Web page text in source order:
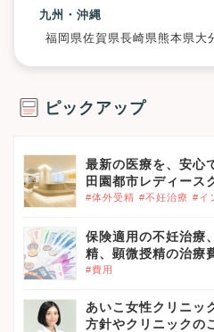
九州・沖縄
福岡県佐賀県長崎県熊本県大
ピックアップ
最新の医療を、安心
田園都市レディース
#体外受精 #不妊治療 #イ
保険適用の不妊治療
精、顕微授精の治療
#費用
あいこ女性クリニッ
方針やクリニックの